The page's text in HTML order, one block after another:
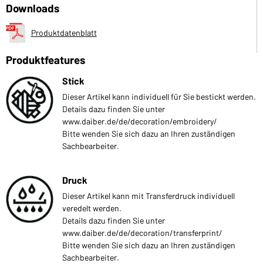
Downloads
Produktdatenblatt
Produktfeatures
Stick
Dieser Artikel kann individuell für Sie bestickt werden.
Details dazu finden Sie unter
www.daiber.de/de/decoration/embroidery/
Bitte wenden Sie sich dazu an Ihren zuständigen
Sachbearbeiter.
Druck
Dieser Artikel kann mit Transferdruck individuell
veredelt werden.
Details dazu finden Sie unter
www.daiber.de/de/decoration/transferprint/
Bitte wenden Sie sich dazu an Ihren zuständigen
Sachbearbeiter.